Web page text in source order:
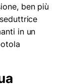
ben più
in un